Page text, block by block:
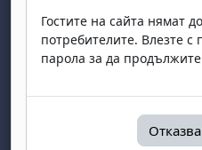
Гостите на сайта нямат
потребителите. Влезте с
парола за да